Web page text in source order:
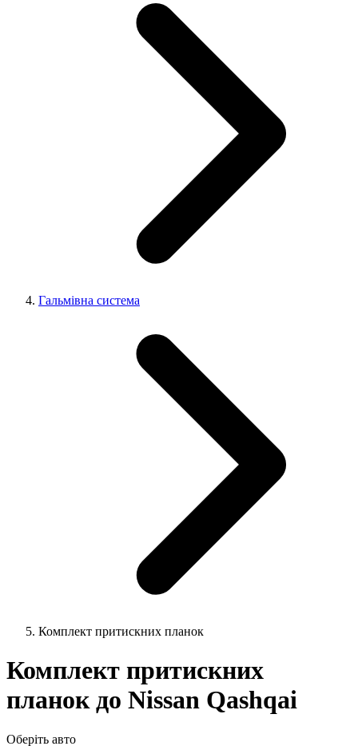
Гальмівна система
Комплект притискних планок
Комплект притискних
планок до Nissan Qashqai
Оберіть авто